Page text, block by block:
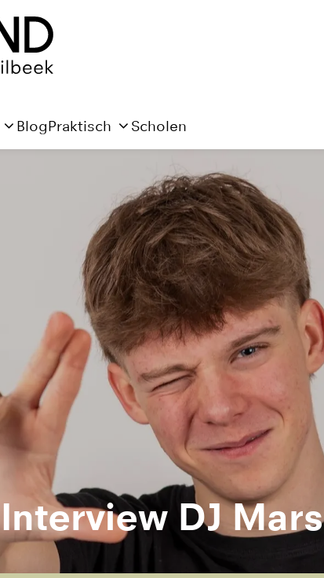
BlogPraktisch Scholen
Interview DJ Mars